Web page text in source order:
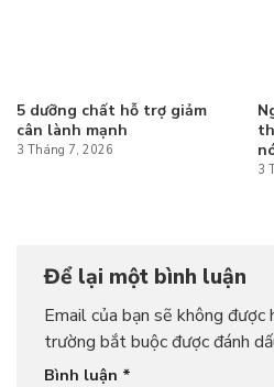
5 dưỡng chất hỗ trợ giảm
cân lành mạnh
3 Tháng 7, 2026
3
Để lại một bình luận
Email của bạn sẽ không được
trường bắt buộc được đánh
Bình luận *